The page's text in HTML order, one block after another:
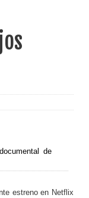
estreno en Netflix